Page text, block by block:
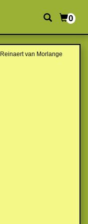
0
Reinaert van Morlange